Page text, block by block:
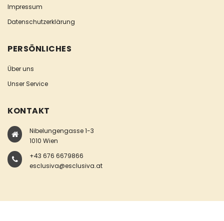
Impressum
Datenschutzerklärung
PERSÖNLICHES
Über uns
Unser Service
KONTAKT
Nibelungengasse 1-3
1010 Wien
+43 676 6679866
esclusiva@esclusiva.at